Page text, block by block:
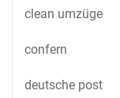
clean umzüge
confern
deutsche post